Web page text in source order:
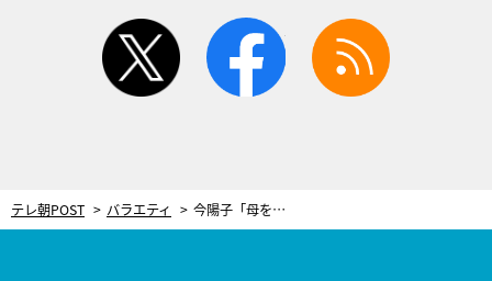
twitter facebook
テレ朝POST バラエティ 今陽子「母を残したまま死ねない」介護生活中に狭心症で倒れ、緊急手術